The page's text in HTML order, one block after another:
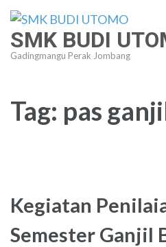
Lompat
konten
(Tekan
SMK BUDI
Gadingmangu Perak Jombang
Tag: pas
Kegiatan
Semester Ganjil